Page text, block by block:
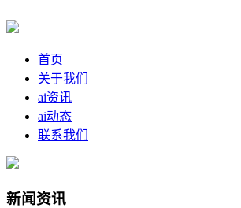
首页
关于我们
ai资讯
ai动态
联系我们
新闻资讯